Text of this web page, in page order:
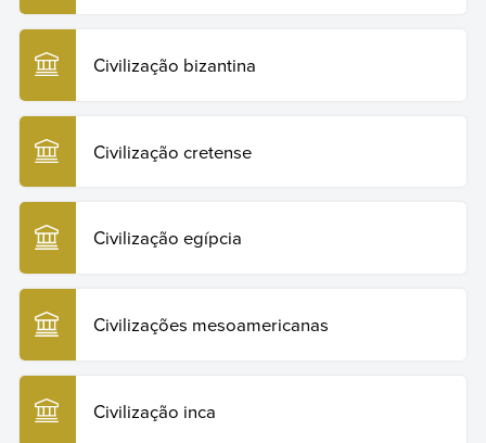
Civilização bizantina
Civilização cretense
Civilização egípcia
Civilizações mesoamericanas
Civilização inca